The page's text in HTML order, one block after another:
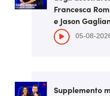
Francesca
e Jason
05-08-
Supplemento